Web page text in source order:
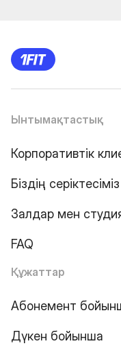
Ынтымақтастық
Корпоративтік
Біздің
Залдар мен
FAQ
Құжаттар
Абонемент
Дүкен бойынша